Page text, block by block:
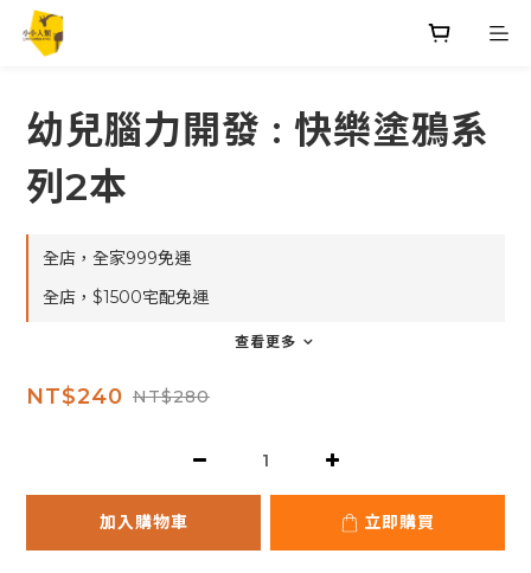
幼兒腦力開發 : 快樂塗鴉系
列2本
全店，全家999免運
全店，$1500宅配免運
查看更多
NT$240 NT$280
加入購物車 立即購買